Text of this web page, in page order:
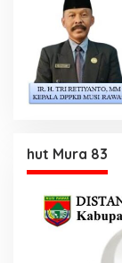
hut Mura 83